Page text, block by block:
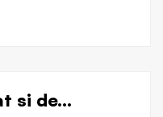
si de...